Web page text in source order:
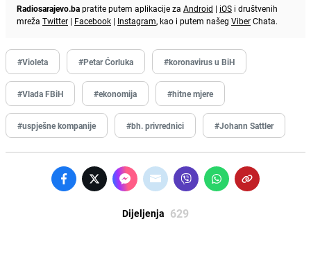
Radiosarajevo.bapratite putem aplikacije za Android | iOS i društvenih
mreža Twitter | Facebook | Instagram, kao i putem našeg ViberChata.
#Violeta #Petar Ćorluka #koronavirus u BiH
#Vlada FBiH #ekonomija #hitne mjere
#uspješne kompanije #bh. privrednici #Johann Sattler
Dijeljenja 629